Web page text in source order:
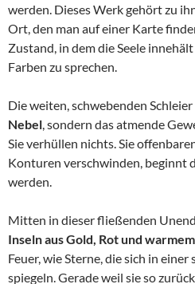
werden. Dieses Werk gehört zu
Ort, den man auf einer Karte
Zustand, in dem die Seele
Farben zu sprechen.
Die weiten, schwebenden
Nebel, sondern das atmende
Sie verhüllen nichts. Sie
Konturen verschwinden, beginnt
werden.
Mitten in dieser fließenden
Inseln aus Gold, Rot und
Feuer, wie Sterne, die sich in
spiegeln. Gerade weil sie so